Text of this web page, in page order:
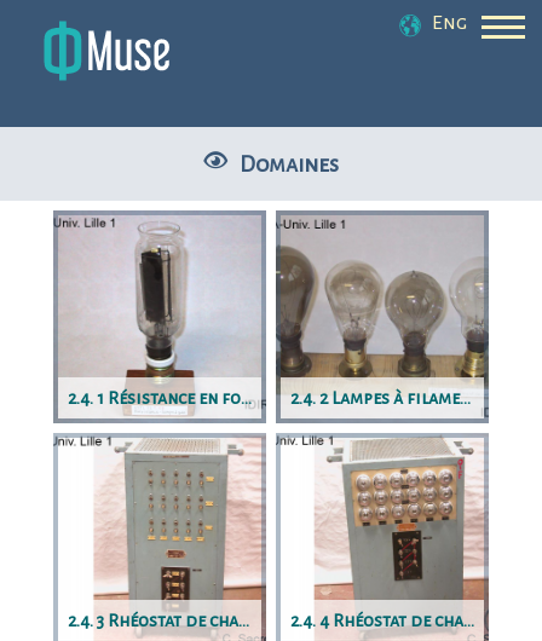
Eng
Domaines
2.4. 1 Résistance en forme de lampe à gaz 2.4. 2 Lampes à filament de carbone
2.4. 3 Rhéostat de charge à boutons-poussoirs 2.4. 4 Rhéostat de charge à interrupteurs